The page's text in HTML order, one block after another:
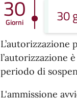
30
Giorni 30
l’autorizzazione
periodo di
L'ammissione